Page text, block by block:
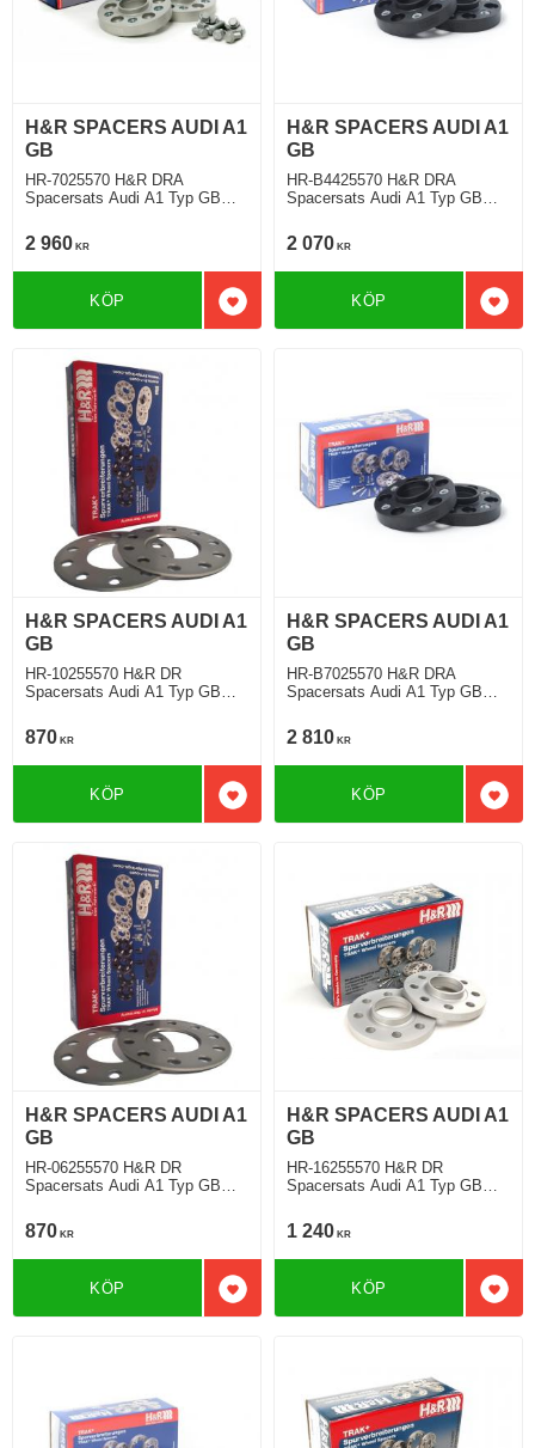
H&R SPACERS AUDI A1
GB
HR-7025570 H&R DRA
Spacersats Audi A1 Typ GB
2 960 KR
Lägg till i favoriter
KÖP
H&R SPACERS AUDI A1
GB
HR-B4425570 H&R DRA
Spacersats Audi A1 Typ GB
2 070 KR
KÖP
H&R SPACERS AUDI A1
GB
HR-10255570 H&R DR
Spacersats Audi A1 Typ GB
870 KR
Lägg till i favoriter
KÖP
H&R SPACERS AUDI A1
GB
HR-B7025570 H&R DRA
Spacersats Audi A1 Typ GB
2 810 KR
KÖP
H&R SPACERS AUDI A1
GB
HR-06255570 H&R DR
Spacersats Audi A1 Typ GB
870 KR
Lägg till i favoriter
KÖP
H&R SPACERS AUDI A1
GB
HR-16255570 H&R DR
Spacersats Audi A1 Typ GB
1 240 KR
KÖP